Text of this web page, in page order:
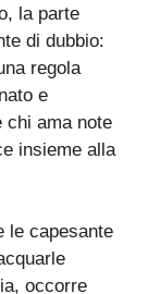
la parte
di dubbio:
regola
e
chi ama note
insieme alla
le capesante
occorre